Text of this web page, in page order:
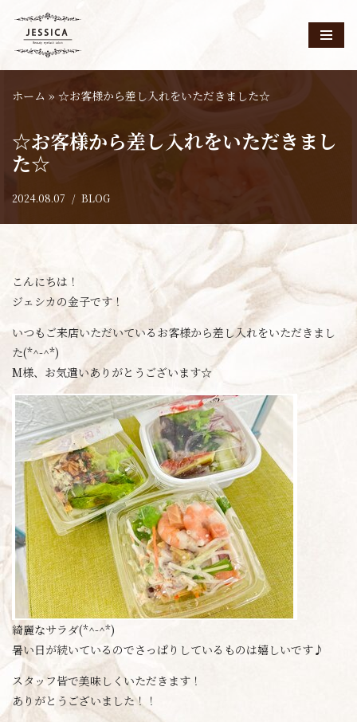
ン
へ
ス
ッ
プ
ホーム » ☆お客様から差し入れをいただきました☆
☆お客様から差し入れをいただきまし
た☆
2024.08.07 BLOG
こんにちは！
ジェシカの金子です！
いつもご来店いただいているお客様から差し入れをいただきまし
た(*^-^*)
M様、お気遣いありがとうございます☆
綺麗なサラダ(*^-^*)
暑い日が続いているのでさっぱりしているものは嬉しいです♪
スタッフ皆で美味しくいただきます！
ありがとうございました！！